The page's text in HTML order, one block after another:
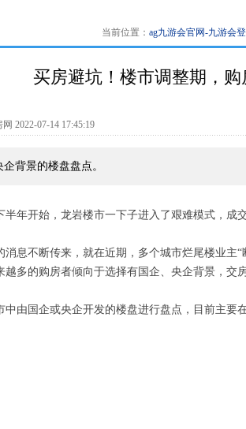
当前位置： ag九游会官网-九游会
买房避坑！楼市调整期，
2022-07-14 17:45:19
背景的楼盘盘点。
半年开始，龙岩楼市一下子进入了艰难模式，成
消息不断传来，就在近期，多个城市烂尾楼业
越多的购房者倾向于选择有国企、央企背景，交
中由国企或央企开发的楼盘进行盘点，目前主